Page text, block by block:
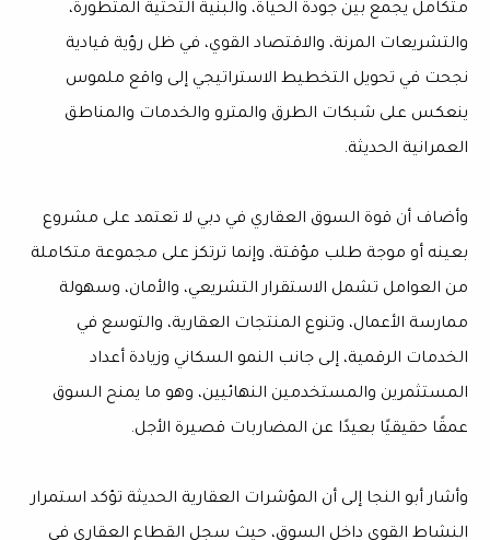
متكامل يجمع بين جودة الحياة، والبنية التحتية المتطورة،
والتشريعات المرنة، والاقتصاد القوي، في ظل رؤية قيادية
نجحت في تحويل التخطيط الاستراتيجي إلى واقع ملموس
ينعكس على شبكات الطرق والمترو والخدمات والمناطق
العمرانية الحديثة.
وأضاف أن قوة السوق العقاري في دبي لا تعتمد على مشروع
بعينه أو موجة طلب مؤقتة، وإنما ترتكز على مجموعة متكاملة
من العوامل تشمل الاستقرار التشريعي، والأمان، وسهولة
ممارسة الأعمال، وتنوع المنتجات العقارية، والتوسع في
الخدمات الرقمية، إلى جانب النمو السكاني وزيادة أعداد
المستثمرين والمستخدمين النهائيين، وهو ما يمنح السوق
عمقًا حقيقيًا بعيدًا عن المضاربات قصيرة الأجل.
وأشار أبو النجا إلى أن المؤشرات العقارية الحديثة تؤكد استمرار
النشاط القوي داخل السوق، حيث سجل القطاع العقاري في